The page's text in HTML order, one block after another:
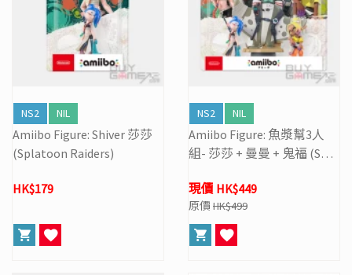
NS2 NIL
Amiibo Figure: Shiver 莎莎
(Splatoon Raiders)
HK$179
NS2 NIL
Amiibo Figure: 魚漿幫3人
組- 莎莎 + 曼曼 + 鬼福 (Spla
現價 HK$449
原價 HK$499